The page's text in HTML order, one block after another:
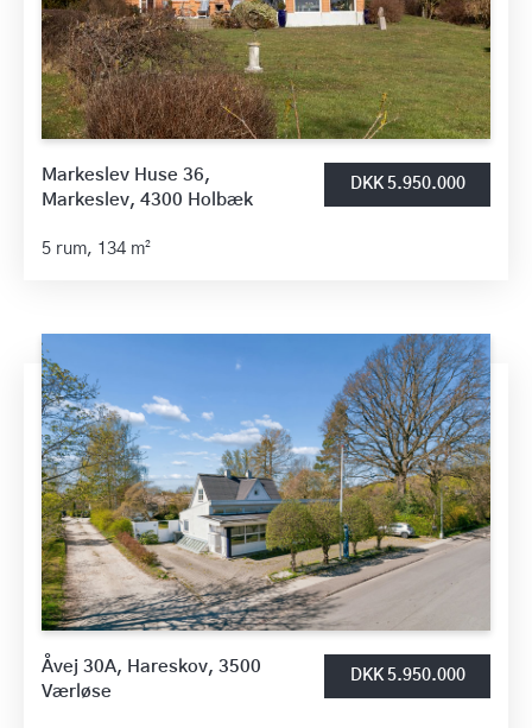
Markeslev Huse 36,
Markeslev, 4300 Holbæk
DKK 5.950.000
5 rum, 134 m²
Åvej 30A, Hareskov, 3500
Værløse
DKK 5.950.000